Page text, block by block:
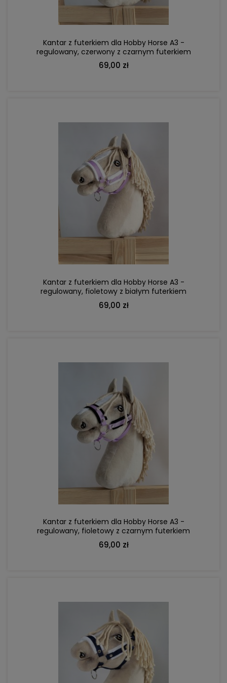
Kantar z futerkiem dla Hobby Horse A3 -
regulowany, czerwony z czarnym futerkiem
69,00 zł
Kantar z futerkiem dla Hobby Horse A3 -
regulowany, fioletowy z białym futerkiem
69,00 zł
DO KOSZYKA
Kantar z futerkiem dla Hobby Horse A3 -
regulowany, fioletowy z czarnym futerkiem
69,00 zł
DO KOSZYKA